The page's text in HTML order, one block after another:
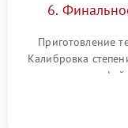
6.
Приготовление
Калибровка
плотности
качества